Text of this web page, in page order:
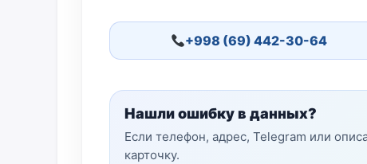
+998 (69) 442-30-64
Нашли ошибку в данных?
Если телефон, адрес, Telegram или
карточку.